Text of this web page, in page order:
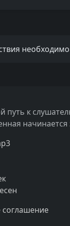
необходимо
путь к
начинается
соглашение